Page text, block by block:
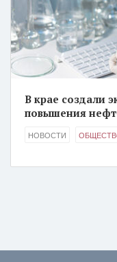
В крае создали
повышения
НОВОСТИ